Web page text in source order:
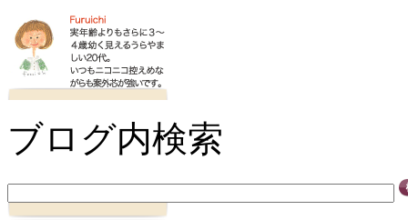
ブログ内検索